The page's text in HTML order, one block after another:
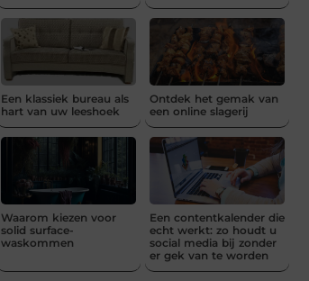
Een klassiek bureau als
hart van uw leeshoek
Ontdek het gemak van
een online slagerij
Waarom kiezen voor
solid surface-
waskommen
Een contentkalender die
echt werkt: zo houdt u
social media bij zonder
er gek van te worden